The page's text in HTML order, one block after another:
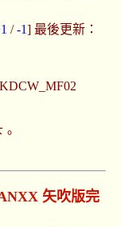
/-1] 最後更新：
KDCW_MF02
矢吹版完